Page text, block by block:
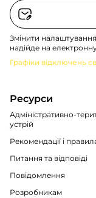
Змінити
надійде на
Графіки відключень
Ресурси
Адміністративно-
устрій
Рекомендації i
Питання та відповіді
Повідомлення
Розробникам